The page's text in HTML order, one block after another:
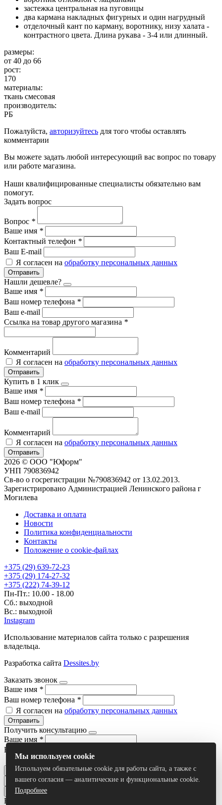
застежка центральная на пуговицы
два кармана накладных фигурных и один нагрудный
отделочный кант по карману, воротнику, низу халата -
контрастного цвета. Длина рукава - 3-4 или длинный.
размеры:
от 40 до 66
рост:
170
материалы:
ткань смесовая
производитель:
РБ
Пожалуйста, авторизуйтесь для того чтобы оставлять
комментарии
Вы можете задать любой интересующий вас вопрос по товару
или работе магазина.
Наши квалифицированные специалисты обязательно вам
помогут.
Задать вопрос
Вопрос *
Ваше имя *
Контактный телефон *
Ваш E-mail
Я согласен на обработку персональных данных
Отправить
Нашли дешевле?
Ваше имя *
Ваш номер телефона *
Ваш e-mail
Ссылка на товар другого магазина *
Комментарий
Я согласен на обработку персональных данных
Отправить
Купить в 1 клик
Ваше имя *
Ваш номер телефона *
Ваш e-mail
Комментарий
Я согласен на обработку персональных данных
Отправить
2026 © ООО "Юформ"
УНП 790836942
Св-во о госрегистрации №790836942 от 13.02.2013.
Зарегистрировано Администрацией Ленинского района г
Могилева
Доставка и оплата
Новости
Политика конфиденциальности
Контакты
Положение о cookie-файлах
+375 (29) 639-72-23
+375 (29) 174-27-32
+375 (222) 74-39-12
Пн-Пт.: 10.00 - 18.00
Сб.: выходной
Вс.: выходной
Instagram
Использование материалов сайта только с разрешения
владельца.
Разработка сайта Dessites.by
Заказать звонок
Ваше имя *
Ваш номер телефона *
Я согласен на обработку персональных данных
Отправить
Получить консультацию
Ваше имя *
Ваш номер телефона
Я согласен наобработку персональных данных
Отправить
Все результаты
Мы используем cookie
Используем обязательные cookie для работы сайта, а также с
вашего согласия — аналитические и функциональные cookie.
Подробнее